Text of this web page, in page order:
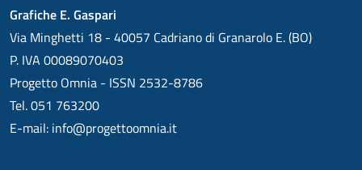
Grafiche E. Gaspari
Via Minghetti 18 - 40057 Cadriano di Granarolo E. (BO)
P. IVA 00089070403
Progetto Omnia - ISSN 2532-8786
Tel. 051 763200
E-mail: info@progettoomnia.it